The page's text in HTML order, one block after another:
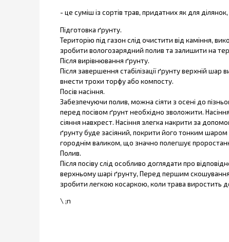
- це суміш із сортів трав, придатних як для
Підготовка ґрунту.
Територію під газон слід очистити від каміння,
зробити вологозарядний полив та залишити на
Після вирівнювання ґрунту.
Після завершення стабілізації ґрунту верхній
внести трохи торфу або компосту.
Посів насіння.
Забезпечуючи полив, можна сіяти з осені до
перед посівом ґрунт необхідно зволожити.
сіяння навхрест. Насіння злегка накрити за
ґрунту буде засіяний, покрити його тонким
городнім валиком, що значно полегшує
Полив.
Після посіву слід особливо доглядати про
верхньому шарі ґрунту, Перед першим
зробити легкою косаркою, коли трава виростить
\ ;n